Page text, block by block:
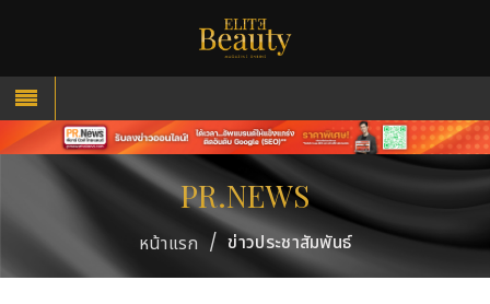
PR.NEWS
หน้าแรก / ข่าวประชาสัมพันธ์